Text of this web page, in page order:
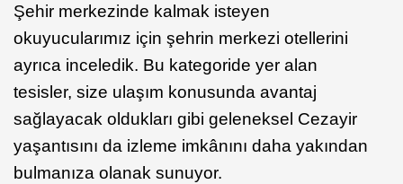
Şehir merkezinde kalmak isteyen
okuyucularımız için şehrin merkezi otellerini
ayrıca inceledik. Bu kategoride yer alan
tesisler, size ulaşım konusunda avantaj
sağlayacak oldukları gibi geleneksel Cezayir
yaşantısını da izleme imkânını daha yakından
bulmanıza olanak sunuyor.